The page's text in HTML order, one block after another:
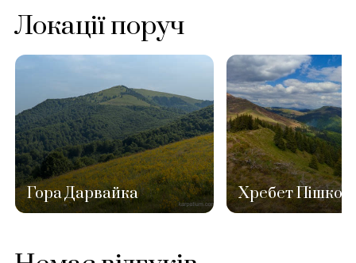
Локації поруч
Гора Дарвайка Хребет